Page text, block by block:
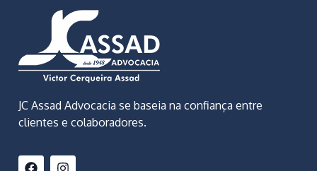
JC Assad Advocacia se baseia na confiança entre
clientes e colaboradores.